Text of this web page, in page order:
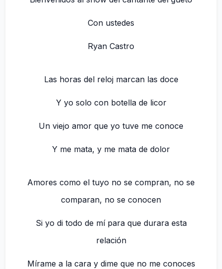
Con ustedes
Ryan Castro
Las horas del reloj marcan las doce
Y yo solo con botella de licor
Un viejo amor que yo tuve me conoce
Y me mata, y me mata de dolor
Amores como el tuyo no se compran, no se
comparan, no se conocen
Si yo di todo de mí para que durara esta
relación
Mírame a la cara y dime que no me conoces